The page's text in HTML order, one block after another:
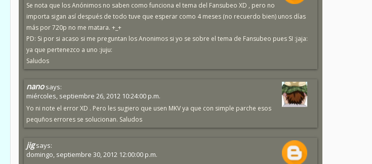
Se nota que los Anónimos no saben como funciona el tema del Fansubeo XD , pero no
importa sigan así después de todo tuve que esperar como 4 meses (no recuerdo bien) unos días
más por 720p no me matara. +_+
PD: Si por si acaso si me preguntan los Anonimos si yo se sobre el tema de Fansubeo pues SI :jaja:
ya que pertenezco a uno :juju:
Saludos
nano says:
miércoles, septiembre 26, 2012 10:24:00 p.m.
Yo ni note el error XD . Pero les sugiero que usen MKV ya que con simple parche esos
pequños errores se solucionan. Saludos
jig says:
domingo, septiembre 30, 2012 12:00:00 p.m.